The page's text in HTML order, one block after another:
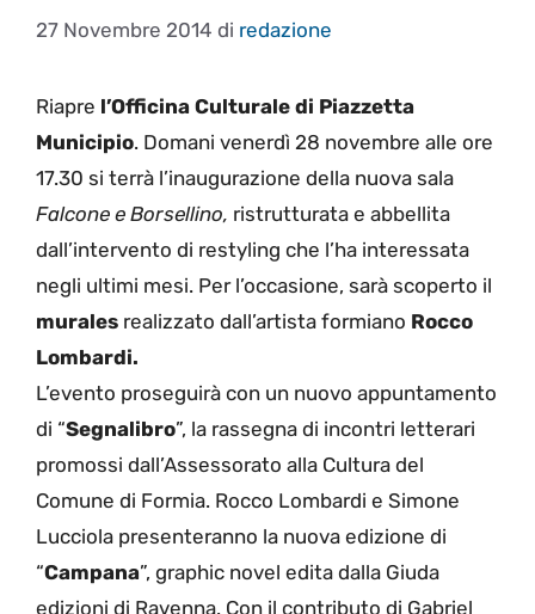
27 Novembre 2014 di redazione
Riapre l’Officina Culturale di Piazzetta
Municipio. Domani venerdì 28 novembre alle ore
17.30 si terrà l’inaugurazione della nuova sala
Falcone e Borsellino, ristrutturata e abbellita
dall’intervento di restyling che l’ha interessata
negli ultimi mesi. Per l’occasione, sarà scoperto il
murales realizzato dall’artista formiano Rocco
Lombardi.
L’evento proseguirà con un nuovo appuntamento
di “Segnalibro”, la rassegna di incontri letterari
promossi dall’Assessorato alla Cultura del
Comune di Formia. Rocco Lombardi e Simone
Lucciola presenteranno la nuova edizione di
“Campana”, graphic novel edita dalla Giuda
edizioni di Ravenna. Con il contributo di Gabriel